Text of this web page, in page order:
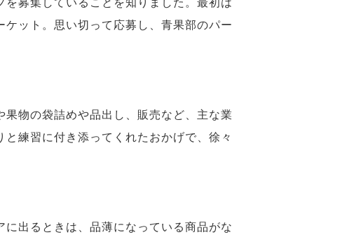
ット。思い切って応募し、青果部のパー
物の袋詰めや品出し、販売など、主な業
練習に付き添ってくれたおかげで、徐々
出るときは、品薄になっている商品がな